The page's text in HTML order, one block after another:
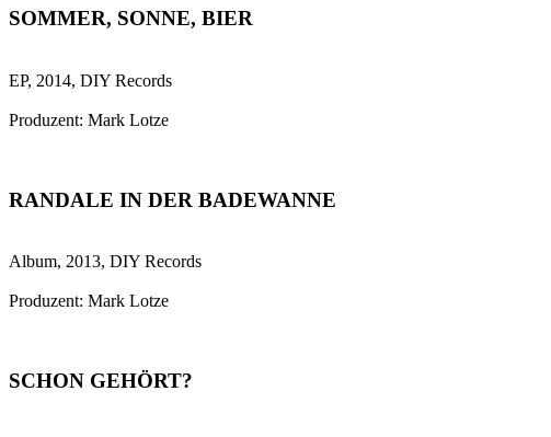
SOMMER, SONNE, BIER
EP, 2014, DIY Records
Produzent: Mark Lotze
RANDALE IN DER BADEWANNE
Album, 2013, DIY Records
Produzent: Mark Lotze
SCHON GEHÖRT?